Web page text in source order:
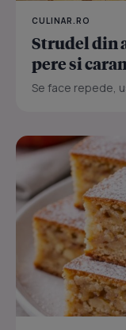
CULINAR.RO
Strudel din
pere si
Se face repede,